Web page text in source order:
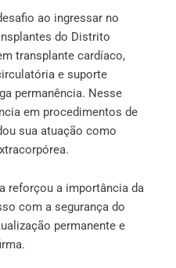
ao ingressar no
do Distrito
transplante cardíaco,
e suporte
permanência. Nesse
em procedimentos de
sua atuação como
reforçou a importância da
com a segurança do
permanente e